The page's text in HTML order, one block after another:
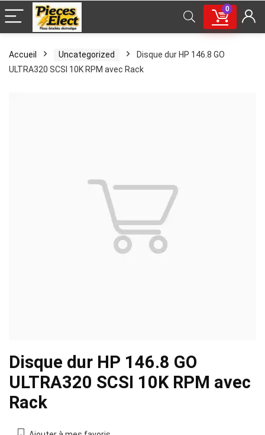
0
Accueil Uncategorized
Disque dur HP 146.8 GO
ULTRA320 SCSI 10K RPM avec Rack
Disque dur HP 146.8 GO
ULTRA320 SCSI 10K RPM avec
Rack